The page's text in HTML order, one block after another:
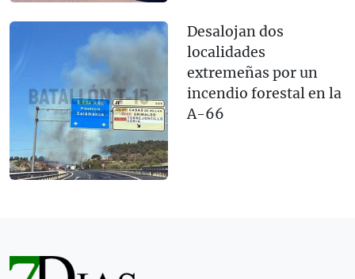
Desalojan dos
localidades
extremeñas por un
incendio forestal en la
A-66